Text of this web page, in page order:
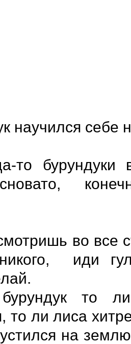
научился себе
то бурундуки
во все
иди
то
то ли лиса
на